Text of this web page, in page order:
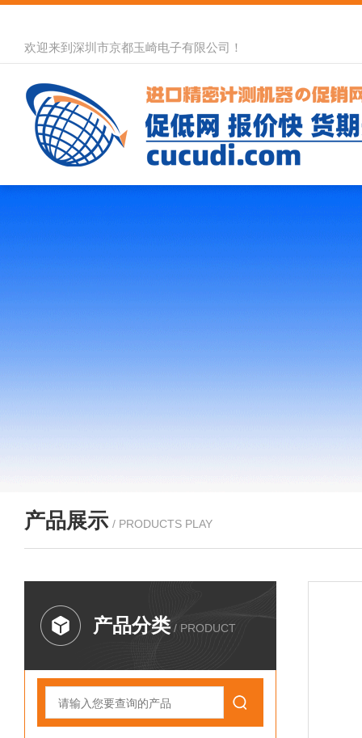
欢迎来到深圳市京都玉崎电子有限公司！
产品展示 / PRODUCTS PLAY
产品分类 / PRODUCT